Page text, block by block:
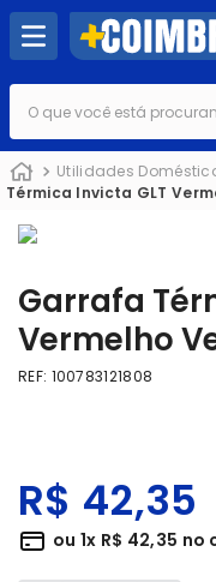
O que você está
Utilidades
Térmica Invicta GLT
Garrafa
Vermelho
REF: 100783121808
R$ 42,35
ou 1x R$ 42,35 no